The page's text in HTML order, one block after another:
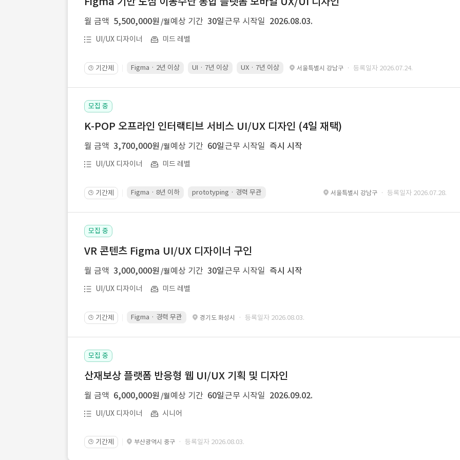
월 금액 5,500,000원 /월예상 기간 30일 근무 시작일 2026.08.03.
UI/UX 디자이너 미드 레벨
🕒 기간제 Figma · 2년 이상 UI · 7년 이상 UX · 7년 이상 서울특별시 강남구 · 등록일자 2026.07.24.
모집 중
K-POP 오프라인 인터랙티브 서비스 UI/UX 디자인 (4일 재택)
월 금액 3,700,000원 /월예상 기간 60일 근무 시작일 즉시 시작
UI/UX 디자이너 미드 레벨
🕒 기간제 Figma · 8년 이하 prototyping · 경력 무관 led 화면 대응 · 경력 무관 Motiongraphic · 경력 무관
서울특별시 강남구 · 등록일자 2026.07.28.
모집 중
VR 콘텐츠 Figma UI/UX 디자이너 구인
월 금액 3,000,000원 /월예상 기간 30일 근무 시작일 즉시 시작
UI/UX 디자이너 미드 레벨
🕒 기간제 Figma · 경력 무관 경기도 화성시 · 등록일자 2026.08.03.
모집 중
산재보상 플랫폼 반응형 웹 UI/UX 기획 및 디자인
월 금액 6,000,000원 /월예상 기간 60일 근무 시작일 2026.09.02.
UI/UX 디자이너 시니어
🕒 기간제 부산광역시 중구 · 등록일자 2026.08.03.